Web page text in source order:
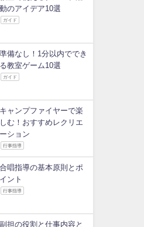
動のアイデア10選
ガイド
準備なし！1分以内ででき
る教室ゲーム10選
ガイド
キャンプファイヤーで楽
しむ！おすすめレクリエ
ーション
行事指導
合唱指導の基本原則とポ
イント
行事指導
副担の役割と仕事内容と